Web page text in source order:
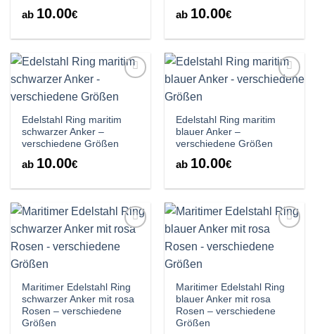
ab 10.00€ ab 10.00€
Wunschliste
Edelstahl Ring maritim
schwarzer Anker –
verschiedene Größen
ab 10.00€
Edelstahl Ring maritim
blauer Anker –
verschiedene Größen
ab 10.00€
Wunschliste
Maritimer Edelstahl Ring
schwarzer Anker mit rosa
Rosen – verschiedene
Größen
Wunschliste
Maritimer Edelstahl Ring
blauer Anker mit rosa
Rosen – verschiedene
Größen